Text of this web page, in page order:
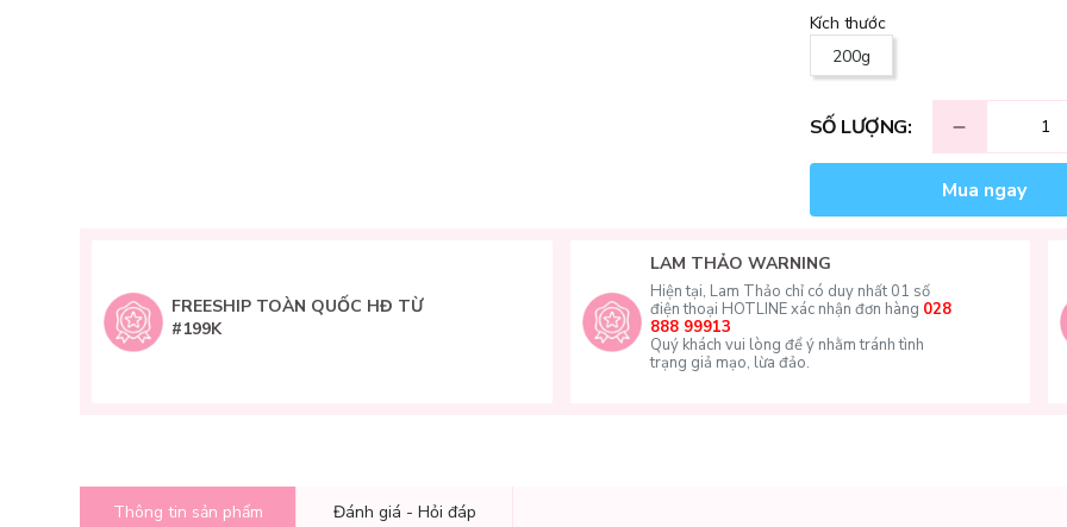
Kích thước
200g
SỐ LƯỢNG:
Mua ngay
FREESHIP TOÀN QUỐC HĐ TỪ
#199K
LAM THẢO WARNING
Hiện tại, Lam Thảo chỉ có duy nhất 01 số
điện thoại HOTLINE xác nhận đơn hàng 028
888 99913
Quý khách vui lòng để ý nhằm tránh tình
trạng giả mạo, lừa đảo.
Thông tin sản phẩm Đánh giá - Hỏi đáp